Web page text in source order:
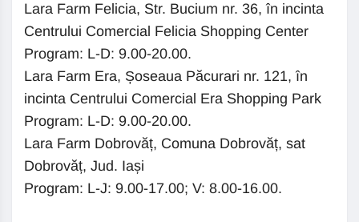
Lara Farm Felicia, Str. Bucium nr. 36, în incinta
Centrului Comercial Felicia Shopping Center
Program: L-D: 9.00-20.00.
Lara Farm Era, Șoseaua Păcurari nr. 121, în
incinta Centrului Comercial Era Shopping Park
Program: L-D: 9.00-20.00.
Lara Farm Dobrovăț, Comuna Dobrovăț, sat
Dobrovăț, Jud. Iași
Program: L-J: 9.00-17.00; V: 8.00-16.00.